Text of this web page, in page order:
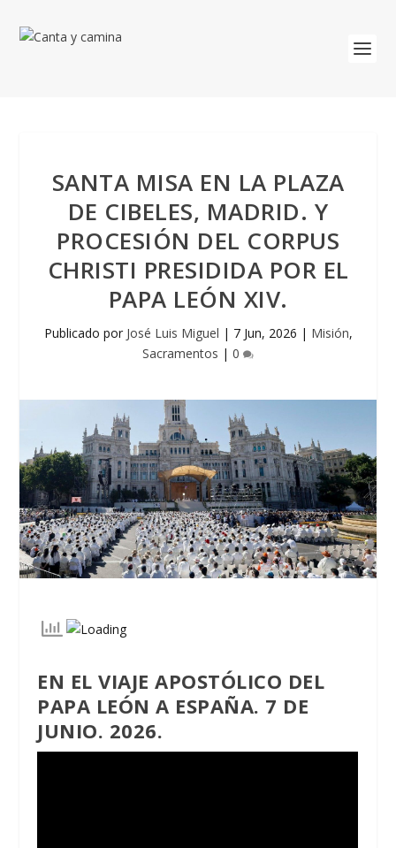
SANTA MISA EN LA PLAZA
DE CIBELES, MADRID. Y
PROCESIÓN DEL CORPUS
CHRISTI PRESIDIDA POR EL
PAPA LEÓN XIV.
Publicado por José Luis Miguel | 7 Jun, 2026 | Misión,
Sacramentos | 0
EN EL VIAJE APOSTÓLICO DEL
PAPA LEÓN A ESPAÑA. 7 DE
JUNIO. 2026.